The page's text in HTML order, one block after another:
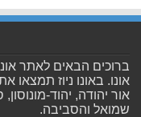
ברוכים הבאים לאתר
אונו. באונו ניוז
אור יהודה, יהוד-
שמואל והסביבה.